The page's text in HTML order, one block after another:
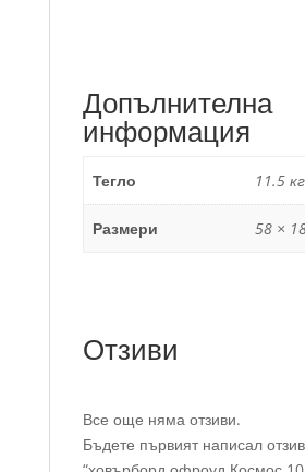
Допълнителна
информация
Тегло 11.5 кг
Размери 58 ×
Отзиви
Все още няма отзиви.
Бъдете първият написал